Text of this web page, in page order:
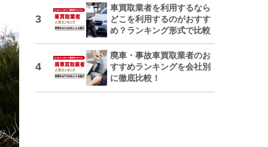
車買取業者を利用するなら
どこを利用するのがおすす
め？ランキング形式で比較
廃車・事故車買取業者のお
すすめランキングを会社別
に徹底比較！